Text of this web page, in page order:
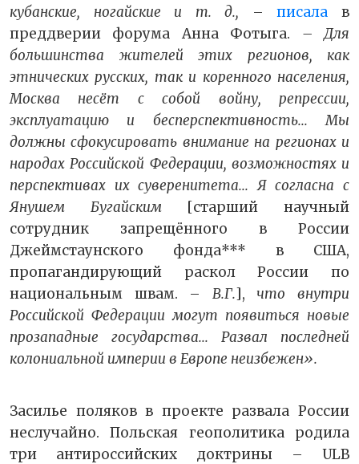
кубанские, ногайские и т. д., –писала в
преддверии форума Анна Фотыга. – Для
большинства жителей этих регионов, как
этнических русских, так и коренного населения,
Москва несёт с собой войну, репрессии,
эксплуатацию и бесперспективность... Мы
должны сфокусировать внимание на регионах и
народах Российской Федерации, возможностях и
перспективах их суверенитета... Я согласна с
Янушем Бугайским [старший научный
сотрудник запрещённого в России
Джеймстаунского фонда*** в США,
пропагандирующий раскол России по
национальным швам. – В.Г.], что внутри
Российской Федерации могут появиться новые
прозападные государства... Развал последней
колониальной империи в Европе неизбежен».
Засилье поляков в проекте развала России
неслучайно. Польская геополитика родила
три антироссийских доктрины – ULB